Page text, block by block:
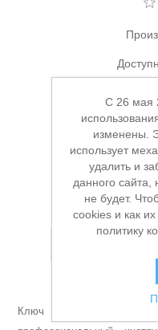
Заказной номер
Ключ
C 26 мая
изменены.
использует
удалить и
данного сайта,
не будет.
cookies и как
политику